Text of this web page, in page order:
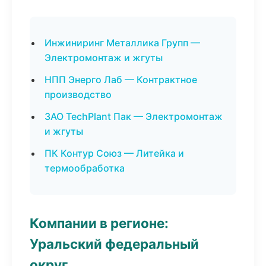
Инжиниринг Металлика Групп —
Электромонтаж и жгуты
НПП Энерго Лаб — Контрактное
производство
ЗАО TechPlant Пак — Электромонтаж
и жгуты
ПК Контур Союз — Литейка и
термообработка
Компании в регионе:
Уральский федеральный